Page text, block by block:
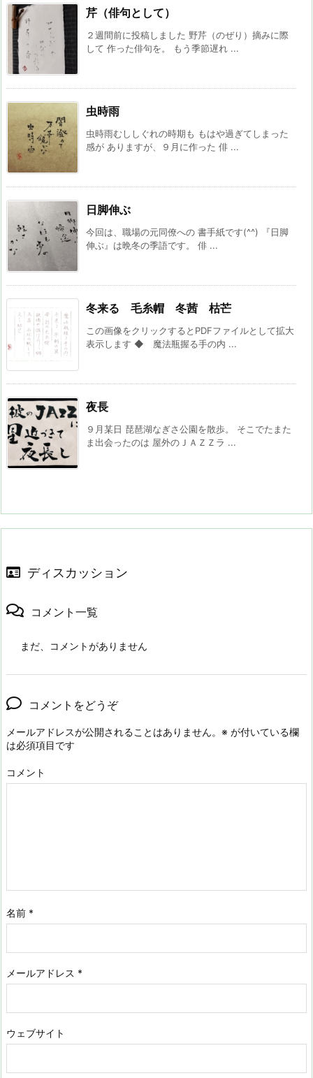
芹（俳句として）
２週間前に投稿しました 野芹（のぜり）摘みに際
して 作った俳句を。 もう季節遅れ ...
虫時雨
虫時雨むししぐれの時期も もはや過ぎてしまった
感が ありますが、９月に作った 俳 ...
日脚伸ぶ
今回は、職場の元同僚への 書手紙です(^^) 『日脚
伸ぶ』は晩冬の季語です。 俳 ...
冬来る 毛糸帽 冬茜 枯芒
この画像をクリックするとPDFファイルとして拡大
表示します ◆ 魔法瓶握る手の内 ...
夜長
９月某日 琵琶湖なぎさ公園を散歩。 そこでたまた
ま出会ったのは 屋外のＪＡＺＺラ ...
ディスカッション
コメント一覧
まだ、コメントがありません
コメントをどうぞ
メールアドレスが公開されることはありません。 ※ が付いている欄
は必須項目です
コメント
名前 *
メールアドレス *
ウェブサイト